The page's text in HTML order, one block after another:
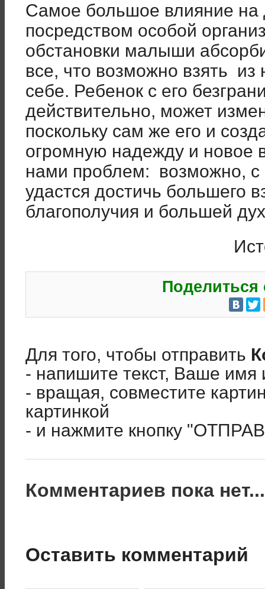
Самое большое влияние
посредством особой
обстановки малыши
все, что возможно взять
себе. Ребенок с его
действительно, может
поскольку сам же его и
огромную надежду и новое
нами проблем: возможно,
удастся достичь большего
благополучия и большей
Поделиться
Для того, чтобы отправить
- напишите текст, Ваше имя
- вращая, совместите
картинкой
- и нажмите кнопку
Комментариев пока
Оставить комментарий